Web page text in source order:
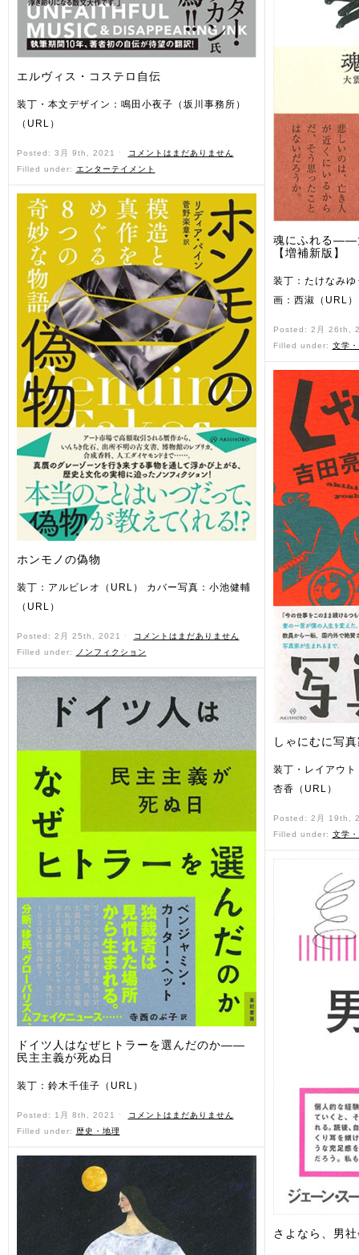
エルヴィス・コステロ自伝
装丁・本文デザイン：鳴田小夜子（坂川事務所）
（URL）
Posted: 3月 9th, 2021 ˑ
コメントはまだありません
Filled under:
エンターテイメント
ホンモノの偽物
装丁：アルビレオ（URL） カバー写真：小池健輔
（URL）
Posted: 2月 25th, 2021 ˑ
コメントはまだありません
Filled under:
ノンフィクション
ドイツ人はなぜヒトラーを選んだのか——
民主主義が死ぬ日
装丁：鈴木千佳子（URL）
Posted: 1月 8th, 2021 ˑ
コメントはまだありません
Filled under:
歴史・地理
魂にふれる——
【増補新版】
装丁：たけなみ
画：西淑（URL）
Posted: 2月 26th,
Filled under: 文学
しゃにむに写
装丁・レイアウ
杏香（URL）
Posted: 2月 19th,
Filled under: 文学
さよなら、男